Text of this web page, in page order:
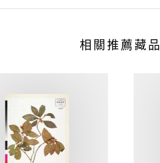
相關推薦藏品